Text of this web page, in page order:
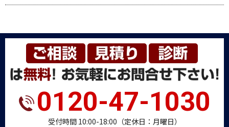
0120-47-1030
受付時間 10:00-18:00（定休日：月曜日）